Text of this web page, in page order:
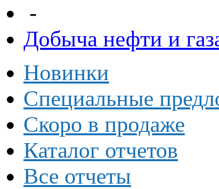
-
Добыча нефти и
Новинки
Специальные
Скоро в продаже
Каталог отчетов
Все отчеты